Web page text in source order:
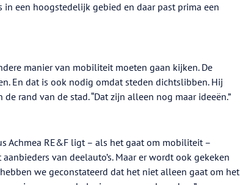
een hoogstedelijk gebied en daar past prima een
manier van mobiliteit moeten gaan kijken. De
En dat is ook nodig omdat steden dichtslibben. Hij
rand van de stad. “Dat zijn alleen nog maar ideeën.”
Achmea RE&F ligt – als het gaat om mobiliteit –
van deelauto’s. Maar er wordt ook gekeken
we geconstateerd dat het niet alleen gaat om het